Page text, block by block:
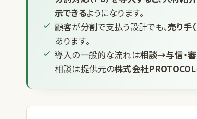
示できるようになります。
顧客が分割で支払う設計でも、売り手
あります。
導入の一般的な流れは相談→与信・
相談は提供元の株式会社PROTOCOL